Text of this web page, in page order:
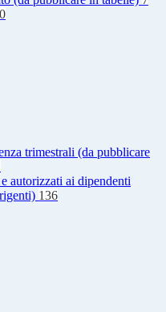
trimestrali (da pubblicare
autorizzati ai dipendenti
136